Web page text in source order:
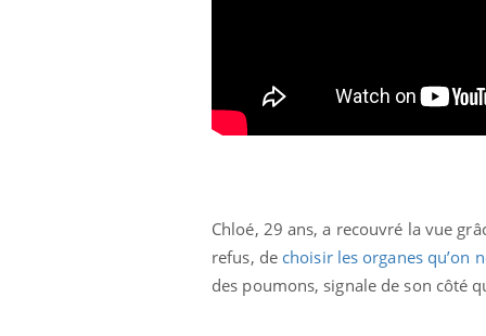
Chloé, 29 ans, a recouvré la vue
refus, de choisir les organes qu’on
des poumons, signale de son côté